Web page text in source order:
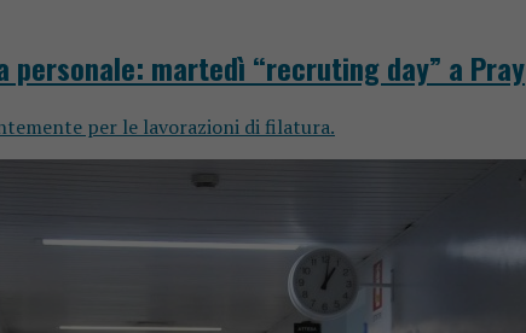
personale: martedì “recruting day” a Pray
per le lavorazioni di filatura.